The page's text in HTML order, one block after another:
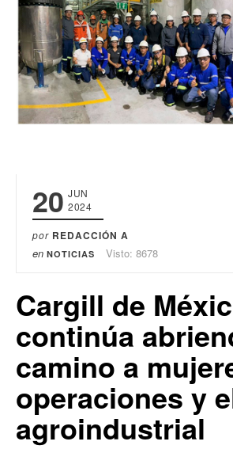
20 JUN
2024
por REDACCIÓN A
en NOTICIAS Visto: 8678
Cargill de
continúa
camino a
operaciones y
agroindustrial